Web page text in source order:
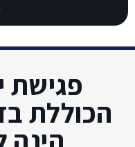
פגישת
הכוללת